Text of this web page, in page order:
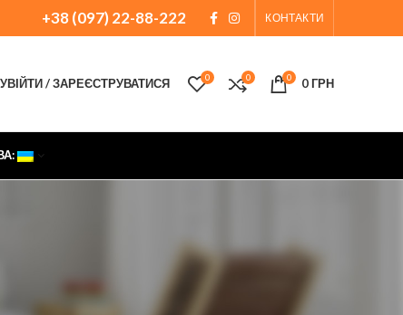
+38 (097) 22-88-222 КОНТАКТИ
УВІЙТИ / ЗАРЕЄСТРУВАТИСЯ 0 0 0 0ГРН